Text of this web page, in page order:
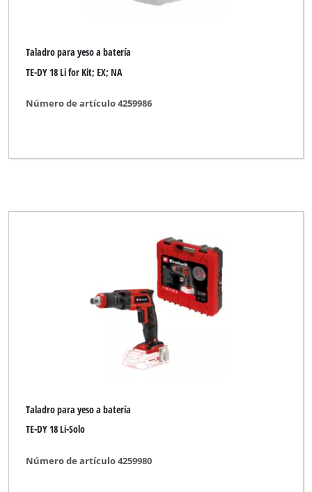
Taladro para yeso a batería
TE-DY 18 Li for Kit; EX; NA
Número de artículo 4259986
Taladro para yeso a batería
TE-DY 18 Li-Solo
Número de artículo 4259980